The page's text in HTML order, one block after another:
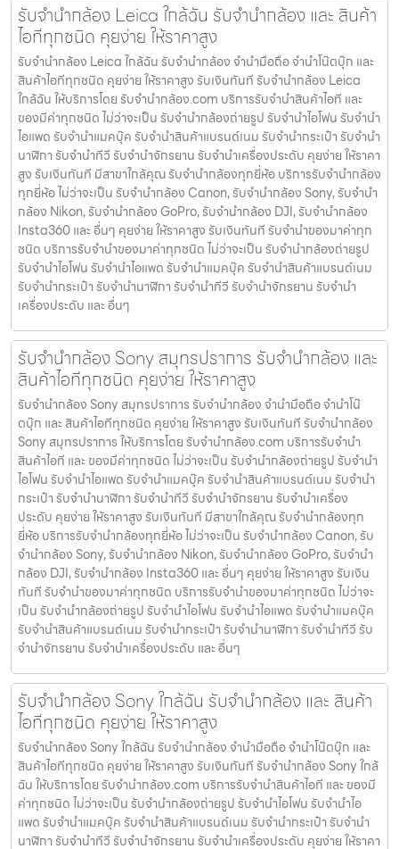
รับจำนำกล้อง Leica ใกล้ฉัน รับจํานํากล้อง และ สินค้า
ไอทีทุกชนิด คุยง่าย ให้ราคาสูง
รับจำนำกล้อง Leica ใกล้ฉัน รับจํานํากล้อง จำนำมือถือ จำนำโน๊ตบุ๊ก และ
สินค้าไอทีทุกชนิด คุยง่าย ให้ราคาสูง รับเงินทันที รับจำนำกล้อง Leica
ใกล้ฉัน ให้บริการโดย รับจํานํากล้อง.com บริการรับจํานําสินค้าไอที และ
ของมีค่าทุกชนิด ไม่ว่าจะเป็น รับจํานํากล้องถ่ายรูป รับจํานําไอโฟน รับจํานํา
ไอแพด รับจํานําแมคบุ๊ค รับจํานําสินค้าแบรนด์เนม รับจํานํากระเป๋า รับจํานํา
นาฬิกา รับจํานําทีวี รับจํานําจักรยาน รับจํานําเครื่องประดับ คุยง่าย ให้ราคา
สูง รับเงินทันที มีสาขาใกล้คุณ รับจำนำกล้องทุกยี่ห้อ บริการรับจำนำกล้อง
ทุกยี่ห้อ ไม่ว่าจะเป็น รับจำนำกล้อง Canon, รับจำนำกล้อง Sony, รับจำนำ
กล้อง Nikon, รับจำนำกล้อง GoPro, รับจำนำกล้อง DJI, รับจำนำกล้อง
Insta360 และ อื่นๆ คุยง่าย ให้ราคาสูง รับเงินทันที รับจำนำของมาค่าทุก
ชนิด บริการรับจำนำของมาค่าทุกชนิด ไม่ว่าจะเป็น รับจํานํากล้องถ่ายรูป
รับจํานําไอโฟน รับจํานําไอแพด รับจํานําแมคบุ๊ค รับจํานําสินค้าแบรนด์เนม
รับจํานํากระเป๋า รับจํานํานาฬิกา รับจํานําทีวี รับจํานําจักรยาน รับจํานํา
เครื่องประดับ และ อื่นๆ
รับจำนำกล้อง Sony สมุทรปราการ รับจํานํากล้อง และ
สินค้าไอทีทุกชนิด คุยง่าย ให้ราคาสูง
รับจำนำกล้อง Sony สมุทรปราการ รับจํานํากล้อง จำนำมือถือ จำนำโน๊
ตบุ๊ก และ สินค้าไอทีทุกชนิด คุยง่าย ให้ราคาสูง รับเงินทันที รับจำนำกล้อง
Sony สมุทรปราการ ให้บริการโดย รับจํานํากล้อง.com บริการรับจํานํา
สินค้าไอที และ ของมีค่าทุกชนิด ไม่ว่าจะเป็น รับจํานํากล้องถ่ายรูป รับจํานํา
ไอโฟน รับจํานําไอแพด รับจํานําแมคบุ๊ค รับจํานําสินค้าแบรนด์เนม รับจํานํา
กระเป๋า รับจํานํานาฬิกา รับจํานําทีวี รับจํานําจักรยาน รับจํานําเครื่อง
ประดับ คุยง่าย ให้ราคาสูง รับเงินทันที มีสาขาใกล้คุณ รับจำนำกล้องทุก
ยี่ห้อ บริการรับจำนำกล้องทุกยี่ห้อ ไม่ว่าจะเป็น รับจำนำกล้อง Canon, รับ
จำนำกล้อง Sony, รับจำนำกล้อง Nikon, รับจำนำกล้อง GoPro, รับจำนำ
กล้อง DJI, รับจำนำกล้อง Insta360 และ อื่นๆ คุยง่าย ให้ราคาสูง รับเงิน
ทันที รับจำนำของมาค่าทุกชนิด บริการรับจำนำของมาค่าทุกชนิด ไม่ว่าจะ
เป็น รับจํานํากล้องถ่ายรูป รับจํานําไอโฟน รับจํานําไอแพด รับจํานําแมคบุ๊ค
รับจํานําสินค้าแบรนด์เนม รับจํานํากระเป๋า รับจํานํานาฬิกา รับจํานําทีวี รับ
จํานําจักรยาน รับจํานําเครื่องประดับ และ อื่นๆ
รับจำนำกล้อง Sony ใกล้ฉัน รับจํานํากล้อง และ สินค้า
ไอทีทุกชนิด คุยง่าย ให้ราคาสูง
รับจำนำกล้อง Sony ใกล้ฉัน รับจํานํากล้อง จำนำมือถือ จำนำโน๊ตบุ๊ก และ
สินค้าไอทีทุกชนิด คุยง่าย ให้ราคาสูง รับเงินทันที รับจำนำกล้อง Sony ใกล้
ฉัน ให้บริการโดย รับจํานํากล้อง.com บริการรับจํานําสินค้าไอที และ ของมี
ค่าทุกชนิด ไม่ว่าจะเป็น รับจํานํากล้องถ่ายรูป รับจํานําไอโฟน รับจํานําไอ
แพด รับจํานําแมคบุ๊ค รับจํานําสินค้าแบรนด์เนม รับจํานํากระเป๋า รับจํานํา
นาฬิกา รับจํานําทีวี รับจํานําจักรยาน รับจํานําเครื่องประดับ คุยง่าย ให้ราคา